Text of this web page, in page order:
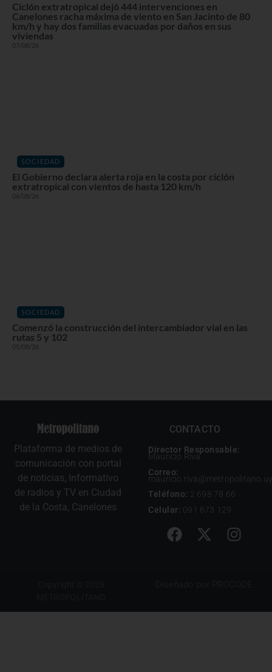
Ciclón extratropical dejó 444 intervenciones en
Canelones racha máxima de viento en San Jacinto de 80
km/h y hay dos familias evacuadas por daños en sus
viviendas
07/08/26
SOCIEDAD
El Gobierno declara alerta roja en la costa por ciclón
extratropical con vientos de hasta 120 km/h
06/08/26
SOCIEDAD
Comenzó la construcción del intercambiador vial en las
rutas 5 y 102
05/08/26
Plataforma de medios de
comunicación con portal
de noticias, Informativo
de radios y TV en Ciudad
de la Costa, Canelones
CONTACTO
Director Responsable:
Mauricio Riva
Correo:
mauricio.riva@metropolitano.uy
Teléfono: 2 698 78 66
Celular: 091 673 129